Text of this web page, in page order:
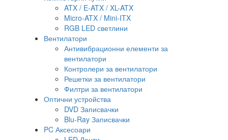
ATX / E-ATX / XL-ATX
Micro-ATX / Mini-ITX
RGB LED светлини
Вентилатори
Антивибрационни елементи за
вентилатори
Контролери за вентилатори
Решетки за вентилатори
Филтри за вентилатори
Оптични устройства
DVD Записвачки
Blu-Ray Записвачки
PC Аксесоари